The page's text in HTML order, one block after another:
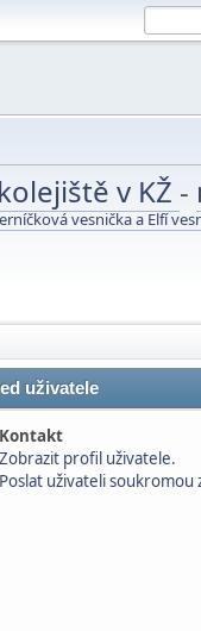
v KŽ -
vesnička a Elfí
uživatele
Kontakt
Zobrazit profil uživatele.
Poslat uživateli soukromou